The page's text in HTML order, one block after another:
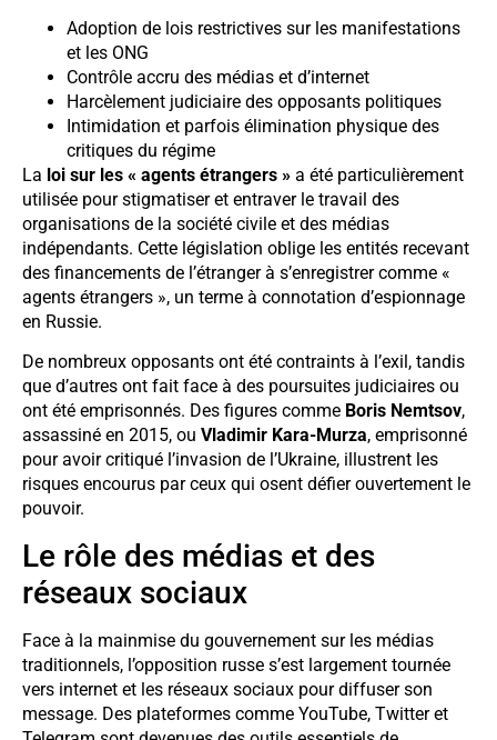
Adoption de lois restrictives sur les manifestations
et les ONG
Contrôle accru des médias et d’internet
Harcèlement judiciaire des opposants politiques
Intimidation et parfois élimination physique des
critiques du régime
La loi sur les « agents étrangers » a été particulièrement
utilisée pour stigmatiser et entraver le travail des
organisations de la société civile et des médias
indépendants. Cette législation oblige les entités recevant
des financements de l’étranger à s’enregistrer comme «
agents étrangers », un terme à connotation d’espionnage
en Russie.
De nombreux opposants ont été contraints à l’exil, tandis
que d’autres ont fait face à des poursuites judiciaires ou
ont été emprisonnés. Des figures comme Boris Nemtsov,
assassiné en 2015, ou Vladimir Kara-Murza, emprisonné
pour avoir critiqué l’invasion de l’Ukraine, illustrent les
risques encourus par ceux qui osent défier ouvertement le
pouvoir.
Le rôle des médias et des
réseaux sociaux
Face à la mainmise du gouvernement sur les médias
traditionnels, l’opposition russe s’est largement tournée
vers internet et les réseaux sociaux pour diffuser son
message. Des plateformes comme YouTube, Twitter et